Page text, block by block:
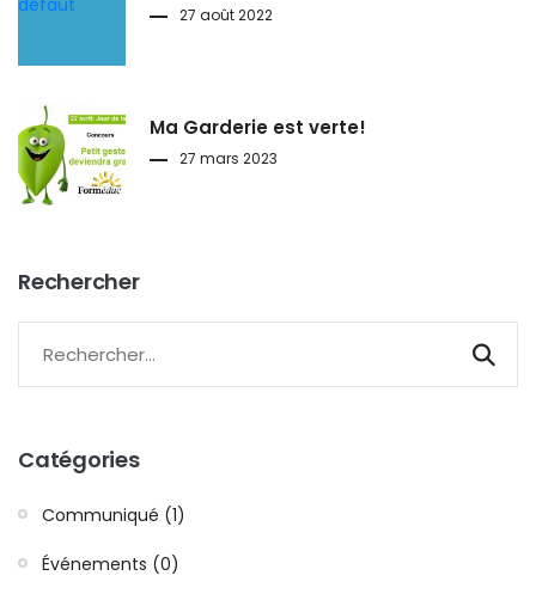
27 août 2022
Ma Garderie est verte!
27 mars 2023
Rechercher
Catégories
Communiqué (1)
Événements (0)